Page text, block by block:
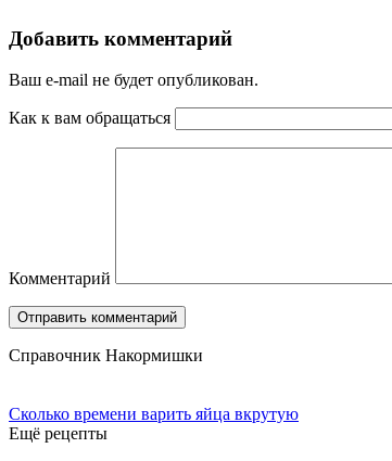
Добавить комментарий
Ваш e-mail не будет опубликован.
Как к вам обращаться
Комментарий
Справочник Накормишки
Сколько времени варить яйца вкрутую
Ещё рецепты